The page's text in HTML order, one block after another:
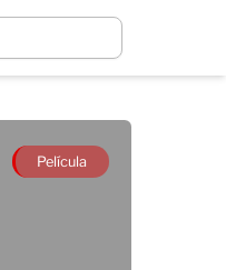
Película